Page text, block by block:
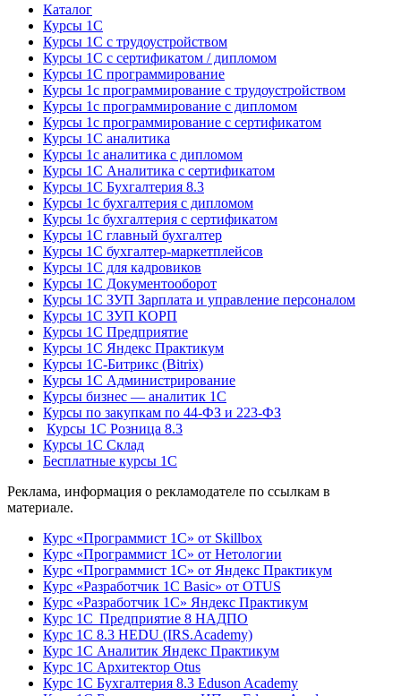
Каталог
Курсы 1С
Курсы 1С с трудоустройством
Курсы 1С с сертификатом / дипломом
Курсы 1С программирование
Курсы 1с программирование с трудоустройством
Курсы 1с программирование с дипломом
Курсы 1с программирование с сертификатом
Курсы 1С аналитика
Курсы 1с аналитика с дипломом
Курсы 1С Аналитика с сертификатом
Курсы 1С Бухгалтерия 8.3
Курсы 1с бухгалтерия с дипломом
Курсы 1с бухгалтерия с сертификатом
Курсы 1С главный бухгалтер
Курсы 1С бухгалтер-маркетплейсов
Курсы 1С для кадровиков
Курсы 1С Документооборот
Курсы 1С ЗУП Зарплата и управление персоналом
Курсы 1С ЗУП КОРП
Курсы 1С Предприятие
Курсы 1С Яндекс Практикум
Курсы 1С-Битрикс (Bitrix)
Курсы 1С Администрирование
Курсы бизнес — аналитик 1С
Курсы по закупкам по 44‑ФЗ и 223‑ФЗ
Курсы 1С Розница 8.3
Курсы 1С Склад
Бесплатные курсы 1С
Реклама, информация о рекламодателе по ссылкам в
материале.
Курс «Программист 1С» от Skillbox
Курс «Программист 1С» от Нетологии
Курс «Программист 1С» от Яндекс Практикум
Курс «Разработчик 1С Basic» от OTUS
Курс «Разработчик 1С» Яндекс Практикум
Курс 1С Предприятие 8 НАДПО
Курс 1С 8.3 HEDU (IRS.Academy)
Курс 1С Аналитик Яндекс Практикум
Курс 1С Архитектор Otus
Курс 1С Бухгалтерия 8.3 Eduson Academy